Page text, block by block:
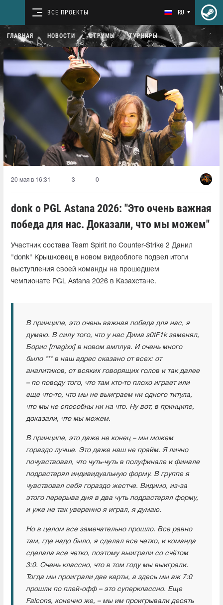
ВСЕ ПРОЕКТЫ RU
ГЛАВНАЯ НОВОСТИ СТРИМЫ ТУРНИРЫ
20 мая в 16:31 3 0
donk о PGL Astana 2026: "Это очень важная
победа для нас. Доказали, что мы можем"
Участник состава Team Spirit по Counter-Strike 2 Данил
"donk" Крышковец в новом видеоблоге подвел итоги
выступления своей команды на прошедшем
чемпионате PGL Astana 2026 в Казахстане.
В принципе, это очень важная победа для нас, я
думаю. В силу того, что у нас Дима s0tF1k заменял,
Борис [magixx] в новом амплуа. И очень много
было *** в наш адрес сказано от всех: от
аналитиков, от всяких говорящих голов и так далее
– по поводу того, что там кто-то плохо играет или
еще что-то, что мы не выиграем ни одного титула,
что мы не способны ни на что. Ну вот, в принципе,
доказали, что мы можем.
В принципе, это даже не конец – мы можем
гораздо лучше. Это даже наш не прайм. Я лично
почувствовал, что чуть-чуть в полуфинале и финале
подрастерял индивидуальную форму. В группе я
чувствовал себя гораздо жестче. Видимо, из-за
этого перерыва дня в два чуть подрастерял форму,
и уже не так уверенно я играл, я думаю.
Но в целом все замечательно прошло. Все равно
там, где надо было, я сделал все четко, и команда
сделала все четко, поэтому выиграли со счётом
3:0. Очень классно, что в том году мы выиграли.
Тогда мы проиграли две карты, а здесь мы аж 7:0
прошли по плей-офф – это суперклассно. Еще
Falcons, конечно же, – мы им проигрывали десять